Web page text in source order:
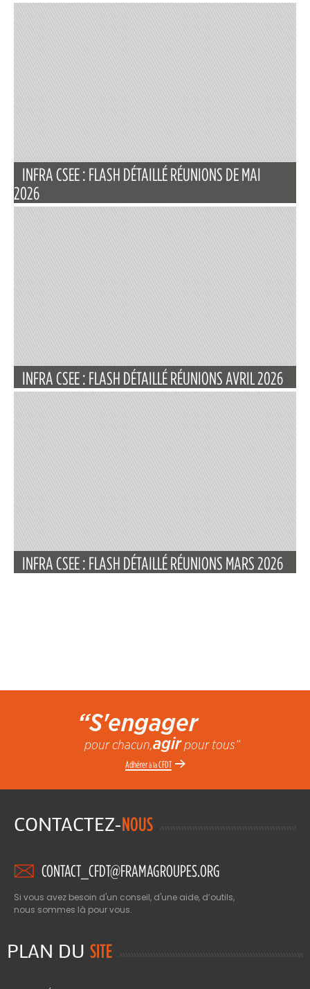
INFRA CSEE : FLASH DÉTAILLÉ RÉUNIONS DE MAI
2026
INFRA CSEE : FLASH DÉTAILLÉ RÉUNIONS AVRIL 2026
INFRA CSEE : FLASH DÉTAILLÉ RÉUNIONS MARS 2026
“S'engager
pour chacun,agirpour tous”
Adhérerà laCFDT
CONTACTEZ-NOUS
CONTACT_CFDT@FRAMAGROUPES.ORG
Si vous avez besoin d'un conseil, d'une aide, d’outils,
nous sommes là pour vous.
PLAN DU SITE